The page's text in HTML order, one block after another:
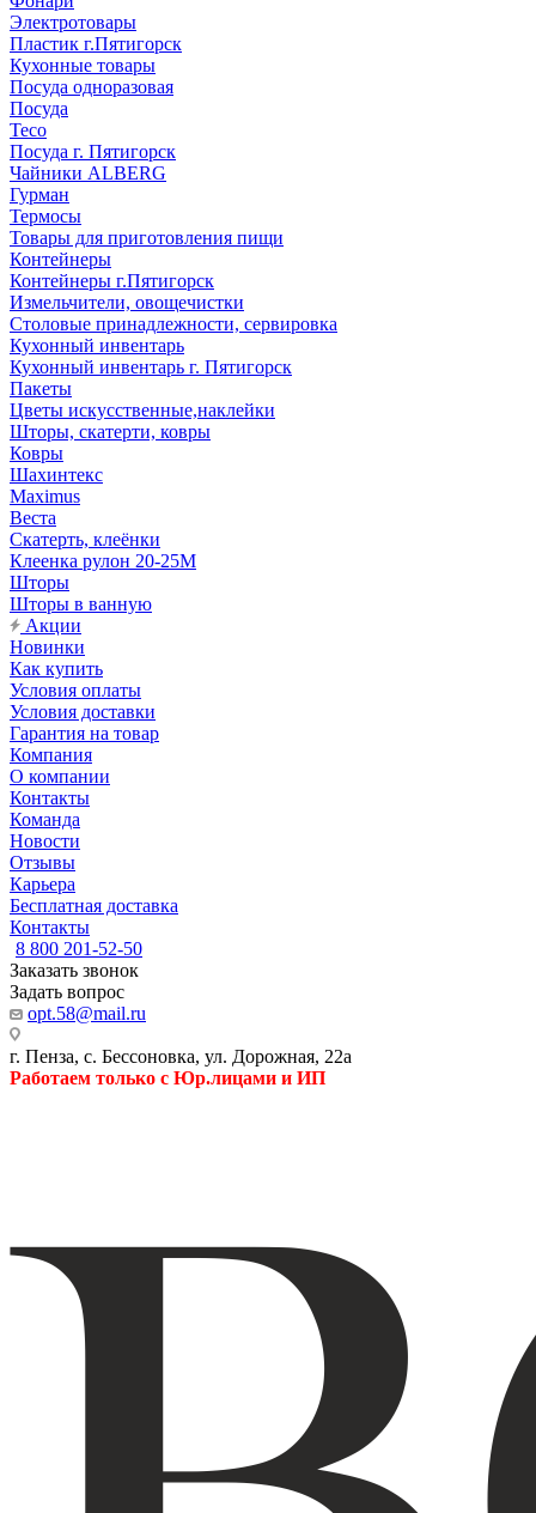
Электротовары
Пластик г.Пятигорск
Кухонные товары
Посуда одноразовая
Посуда
Teco
Посуда г. Пятигорск
Чайники ALBERG
Гурман
Термосы
Товары для приготовления пищи
Контейнеры
Контейнеры г.Пятигорск
Измельчители, овощечистки
Столовые принадлежности, сервировка
Кухонный инвентарь
Кухонный инвентарь г. Пятигорск
Пакеты
Цветы искусственные,наклейки
Шторы, скатерти, ковры
Ковры
Шахинтекс
Maximus
Веста
Скатерть, клеёнки
Клеенка рулон 20-25М
Шторы
Шторы в ванную
Акции
Новинки
Как купить
Условия оплаты
Условия доставки
Гарантия на товар
Компания
О компании
Контакты
Команда
Новости
Отзывы
Карьера
Бесплатная доставка
Контакты
8 800 201-52-50
Заказать звонок
Задать вопрос
opt.58@mail.ru
г. Пенза, с. Бессоновка, ул. Дорожная, 22а
Работаем только с Юр.лицами и ИП